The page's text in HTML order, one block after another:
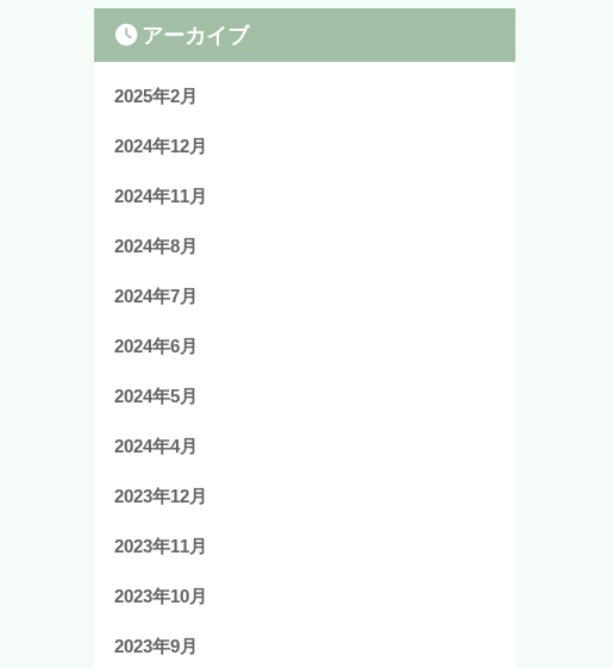
アーカイブ
2025年2月
2024年12月
2024年11月
2024年8月
2024年7月
2024年6月
2024年5月
2024年4月
2023年12月
2023年11月
2023年10月
2023年9月